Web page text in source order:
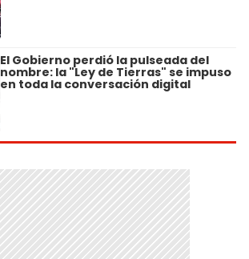
El Gobierno perdió la pulseada del
nombre: la "Ley de Tierras" se impuso
en toda la conversación digital